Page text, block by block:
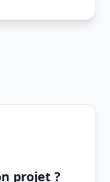
projet ?